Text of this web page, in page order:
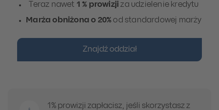
Teraz nawet 1 % prowizji za udzielenie kredytu
Marża obniżona o 20% od standardowej marży
Znajdź oddział
1% prowizji zapłacisz, jeśli skorzystasz z